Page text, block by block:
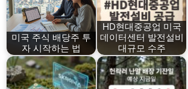
미국 주식 배당주 투
자 시작하는 법
HD현대중공업 미국
데이터센터 발전설비
대규모 수주